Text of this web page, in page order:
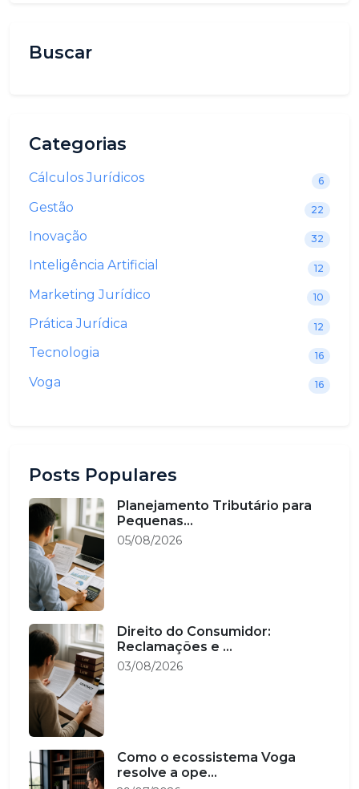
Buscar
Categorias
Cálculos Jurídicos 6
Gestão 22
Inovação 32
Inteligência Artificial 12
Marketing Jurídico 10
Prática Jurídica 12
Tecnologia 16
Voga 16
Posts Populares
Planejamento Tributário para
Pequenas...
05/08/2026
Direito do Consumidor:
Reclamações e ...
03/08/2026
Como o ecossistema Voga
resolve a ope...